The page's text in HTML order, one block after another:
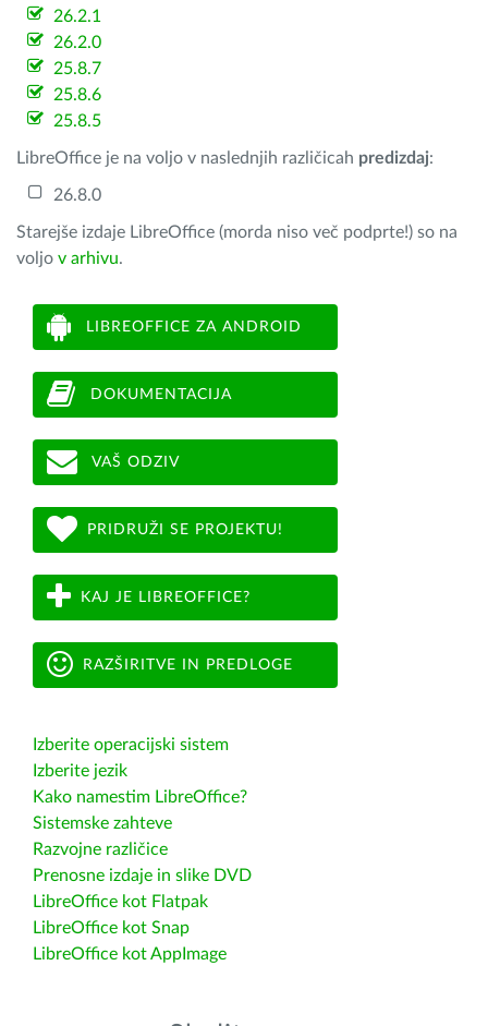
26.2.1
26.2.0
25.8.7
25.8.6
25.8.5
LibreOffice je na voljo v naslednjih različicah predizdaj:
26.8.0
Starejše izdaje LibreOffice (morda niso več podprte!) so na
voljo v arhivu.
LIBREOFFICE ZA ANDROID
DOKUMENTACIJA
VAŠ ODZIV
PRIDRUŽI SE PROJEKTU!
KAJ JE LIBREOFFICE?
RAZŠIRITVE IN PREDLOGE
Izberite operacijski sistem
Izberite jezik
Kako namestim LibreOffice?
Sistemske zahteve
Razvojne različice
Prenosne izdaje in slike DVD
LibreOffice kot Flatpak
LibreOffice kot Snap
LibreOffice kot AppImage